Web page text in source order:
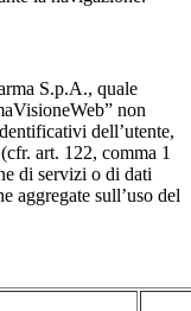
S.p.A., quale
non
dell’utente,
art. 122, comma 1
di servizi o di dati
aggregate sull’uso del